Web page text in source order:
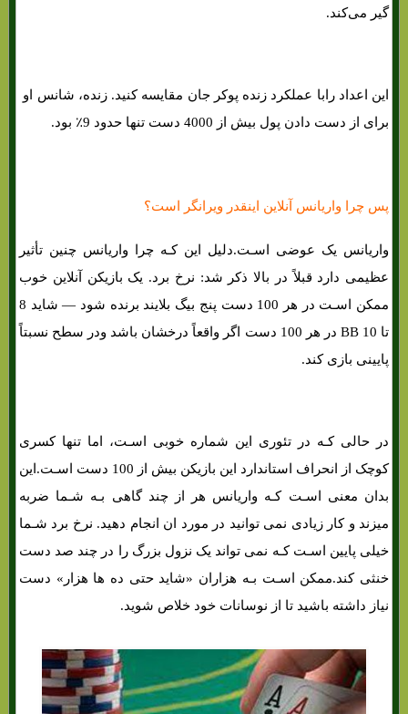
گیر می‌کند.
این اعداد رابا عملکرد زنده پوکر جان مقایسه کنید. زنده، شانس او ​​
برای از دست دادن پول بیش از 4000 دست تنها حدود 9٪ بود.
پس چرا واریانس آنلاین اینقدر ویرانگر است؟
واریانس یک عوضی اسـت.دلیل این کـه چرا واریانس چنین تأثیر
عظیمی دارد قبلاً در بالا ذکر شد: نرخ برد. یک بازیکن آنلاین خوب
ممکن اسـت در هر 100 دست پنج بیگ بلایند برنده شود — شاید 8
تا 10 BB در هر 100 دست اگر واقعاً درخشان باشد ودر سطح نسبتاً
پایینی بازی کند.
در حالی کـه در تئوری این شماره خوبی اسـت، اما تنها کسری
کوچک از انحراف استاندارد این بازیکن بیش از 100 دست اسـت.این
بدان معنی اسـت کـه واریانس هر از چند گاهی بـه شـما ضربه
میزند و کار زیادی نمی توانید در مورد ان انجام دهید. نرخ برد شـما
خیلی پایین اسـت کـه نمی تواند یک نزول بزرگ را در چند صد دست
خنثی کند.ممکن اسـت بـه هزاران «شاید حتی ده ها هزار» دست
نیاز داشته باشید تا از نوسانات خود خلاص شوید.